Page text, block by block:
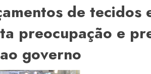
de tecidos
preocupação e
governo